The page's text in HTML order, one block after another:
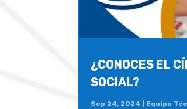
¿CONOCES EL
SOCIAL?
Sep 24, 2024 Equipo